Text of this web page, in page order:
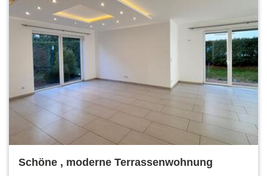
Schöne , moderne Terrassenwohnung